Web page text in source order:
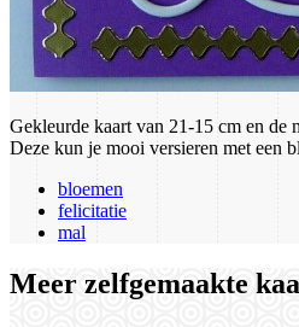
Gekleurde kaart van 21-15 cm en
Deze kun je mooi versieren met een
bloemen
felicitatie
mal
Meer zelfgemaakte